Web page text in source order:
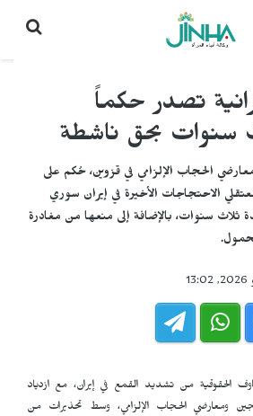
تصدر حكماً
سنوات بحق ناشطة
الحجاب الإلزامي في قزوين، حُكم على
الاحتجاجات الأخيرة في إيران سوري
ثلاث سنوات، بالإضافة إلى منعها من مغادرة
الحقوقية من تشديد القمع في إيران، مع ازدياد
ومعارضي الحجاب الإلزامي، وسط تحذيرات من